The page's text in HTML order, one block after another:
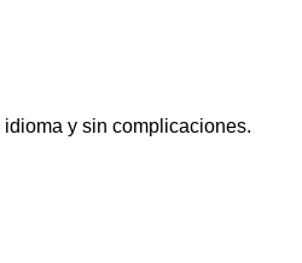
y sin complicaciones.